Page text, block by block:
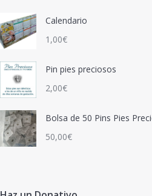
Calendario
1,00€
Pin pies preciosos
2,00€
Bolsa de 50 Pins Pies
50,00€